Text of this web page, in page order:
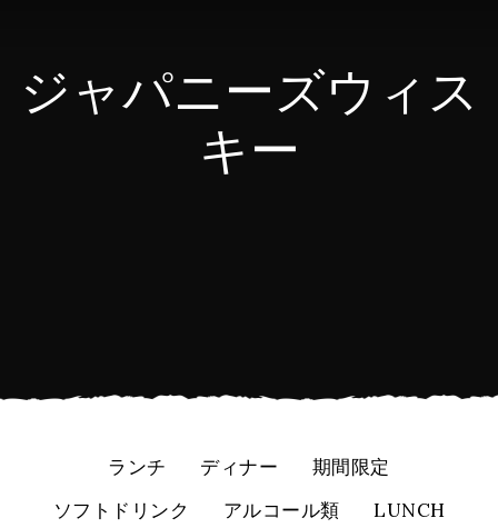
ジャパニーズウィス
キー
ランチ ディナー
期間限定
ソフトドリンク
アルコール類
LUNCH